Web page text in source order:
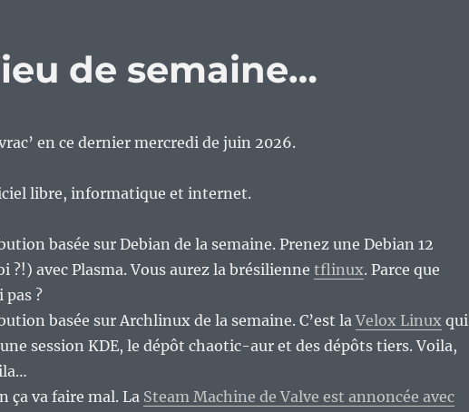
de semaine…
en ce dernier mercredi de juin 2026.
libre, informatique et internet.
basée sur Debian de la semaine. Prenez une Debian 12
?!) avec Plasma. Vous aurez la brésilienne tflinux. Parce que
pas ?
basée sur Archlinux de la semaine. C’est laVelox Linuxqui
session KDE, le dépôt chaotic-aur et des dépôts tiers. Voila,
ça va faire mal. La Steam Machine de Valve est annoncée avec